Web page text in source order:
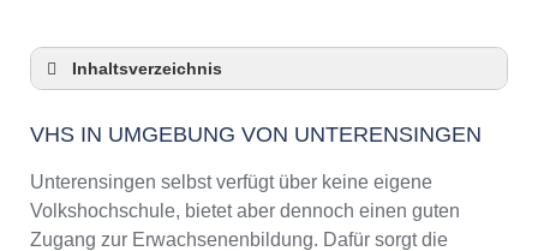
Inhaltsverzeichnis
3 Quicktipps
Checkliste: VHS-Kurse rund um
Unterensingen finden
Keine VHS in Unterensingen
VHS IN UMGEBUNG VON UNTERENSINGEN
Unterensingen selbst verfügt über keine eigene
Volkshochschule, bietet aber dennoch einen guten
Zugang zur Erwachsenenbildung. Dafür sorgt die